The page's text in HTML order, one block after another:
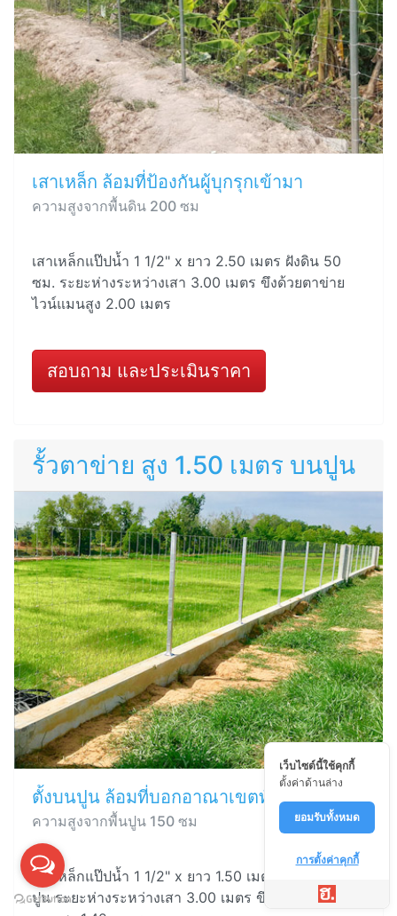
เสาเหล็ก ล้อมที่ป้องกันผู้บุกรุกเข้ามา
ความสูงจากพื้นดิน 200 ซม
เสาเหล็กแป๊ปน้ำ 1 1/2" x ยาว 2.50 เมตร ฝังดิน 50
ซม. ระยะห่างระหว่างเสา 3.00 เมตร ขึงด้วยตาข่าย
ไวน์แมนสูง 2.00 เมตร
สอบถาม และประเมินราคา
รั้วตาข่าย สูง 1.50 เมตร บนปูน
ตั้งบนปูน ล้อมที่บอกอาณาเขตทั่วไป
ความสูงจากพื้นปูน 150 ซม
เสาเหล็กแป๊ปน้ำ 1 1/2" x ยาว 1.50 เมตร ติดเพลทบน
ปูน ระยะห่างระหว่างเสา 3.00 เมตร ขึงด้วยตาข่ายไวน์
เว็บไซต์นี้ใช้คุกกี้
ตั้งค่าด้านล่าง
ยอมรับทั้งหมด
การตั้งค่าคุกกี้